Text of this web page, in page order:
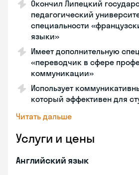
Окончил Липецкий
педагогический
специальности
языки»
Имеет дополнительную
«переводчик в сфере
коммуникации»
Использует
который эффективен для
Читать дальше
Услуги и цены
Английский язык